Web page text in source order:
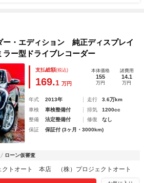
・エディション 純正ディスプレイ
ー型ドライブレコーダー
支払総額(税込)
169.1 万円
本体価格
155
万円
諸費用
14.1
万円
年式 2013年 走行
3.6万km
車検
車検整備付 排気
1200cc
整備
法定整備付 修復
なし
保証
保証付 (3ヶ月・3000km)
ローン仮審査
クトオート 本店 （株）プロジェクトオート